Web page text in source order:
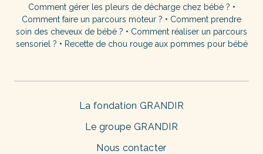
Comment gérer les pleurs de décharge chez bébé ? •
Comment faire un parcours moteur ? • Comment prendre
soin des cheveux de bébé ? • Comment réaliser un parcours
sensoriel ? • Recette de chou rouge aux pommes pour bébé
La fondation GRANDIR
Le groupe GRANDIR
Nous contacter